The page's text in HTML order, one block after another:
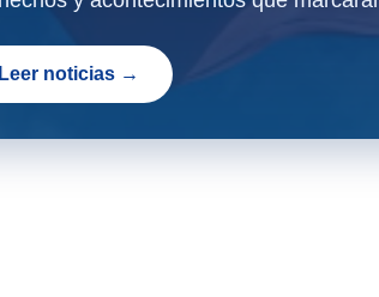
Leer noticias →